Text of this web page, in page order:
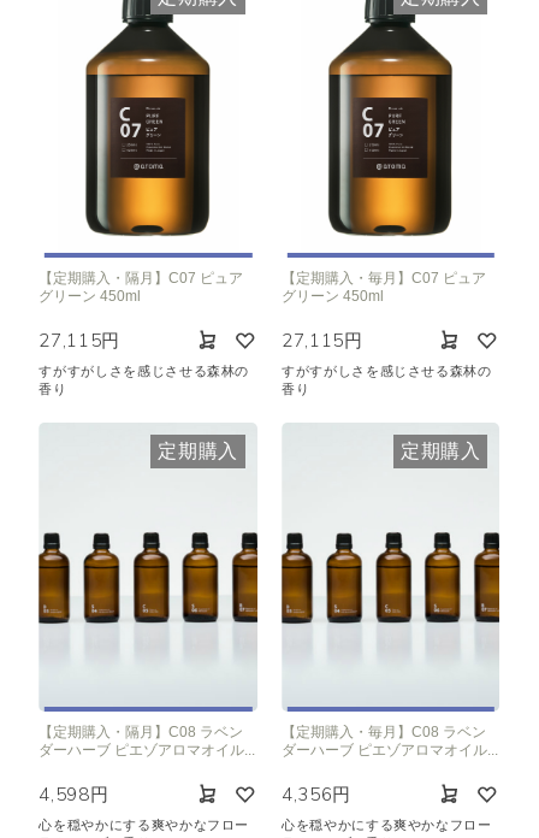
【定期購入・隔月】C07 ピュア
グリーン 450ml
27,115円
すがすがしさを感じさせる森林の
香り
【定期購入・毎月】C07 ピュア
グリーン 450ml
27,115円
すがすがしさを感じさせる森林の
香り
定期購入
【定期購入・隔月】C08 ラベン
ダーハーブ ピエゾアロマオイル...
4,598円
心を穏やかにする爽やかなフロー
定期購入
【定期購入・毎月】C08 ラベン
ダーハーブ ピエゾアロマオイル...
4,356円
心を穏やかにする爽やかなフロー